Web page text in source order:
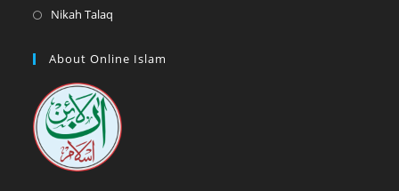
tab
in
new
Nikah Talaq
a
tab
About Online Islam